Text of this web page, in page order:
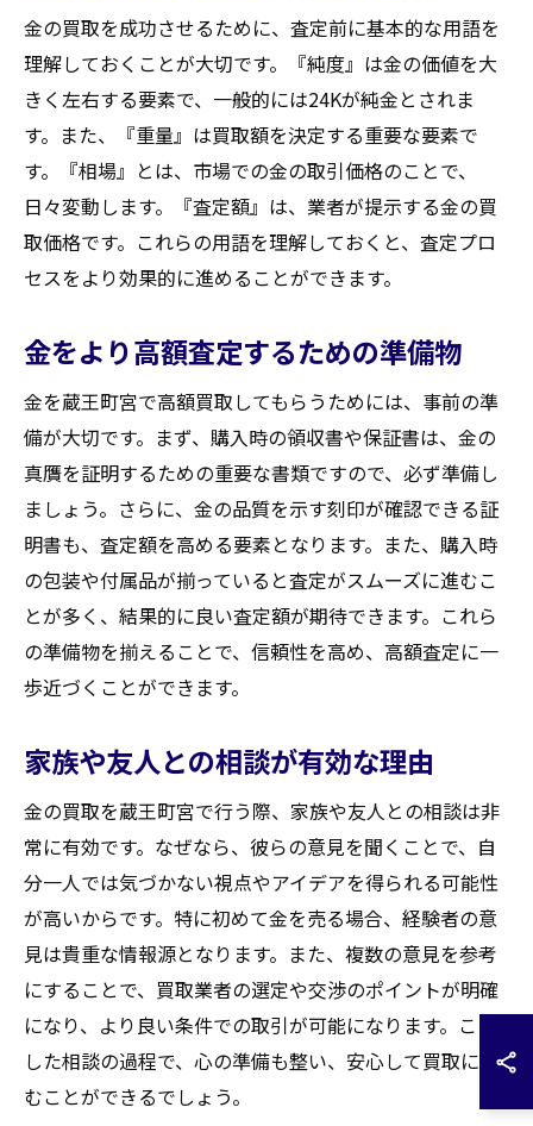
金の買取を成功させるために、査定前に基本的な用語を
理解しておくことが大切です。『純度』は金の価値を大
きく左右する要素で、一般的には24Kが純金とされま
す。また、『重量』は買取額を決定する重要な要素で
す。『相場』とは、市場での金の取引価格のことで、
日々変動します。『査定額』は、業者が提示する金の買
取価格です。これらの用語を理解しておくと、査定プロ
セスをより効果的に進めることができます。
金をより高額査定するための準備物
金を蔵王町宮で高額買取してもらうためには、事前の準
備が大切です。まず、購入時の領収書や保証書は、金の
真贋を証明するための重要な書類ですので、必ず準備し
ましょう。さらに、金の品質を示す刻印が確認できる証
明書も、査定額を高める要素となります。また、購入時
の包装や付属品が揃っていると査定がスムーズに進むこ
とが多く、結果的に良い査定額が期待できます。これら
の準備物を揃えることで、信頼性を高め、高額査定に一
歩近づくことができます。
家族や友人との相談が有効な理由
金の買取を蔵王町宮で行う際、家族や友人との相談は非
常に有効です。なぜなら、彼らの意見を聞くことで、自
分一人では気づかない視点やアイデアを得られる可能性
が高いからです。特に初めて金を売る場合、経験者の意
見は貴重な情報源となります。また、複数の意見を参考
にすることで、買取業者の選定や交渉のポイントが明確
になり、より良い条件での取引が可能になります。こう
した相談の過程で、心の準備も整い、安心して買取に臨
むことができるでしょう。